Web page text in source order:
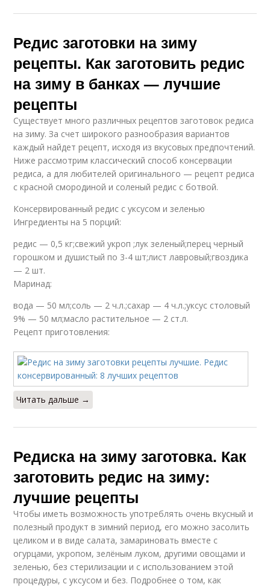
Редис заготовки на зиму
рецепты. Как заготовить редис
на зиму в банках — лучшие
рецепты
Существует много различных рецептов заготовок редиса
на зиму. За счет широкого разнообразия вариантов
каждый найдет рецепт, исходя из вкусовых предпочтений.
Ниже рассмотрим классический способ консервации
редиса, а для любителей оригинального — рецепт редиса
с красной смородиной и соленый редис с ботвой.
Консервированный редис с уксусом и зеленью
Ингредиенты на 5 порций:
редис — 0,5 кг;свежий укроп ;лук зеленый;перец черный
горошком и душистый по 3-4 шт;лист лавровый;гвоздика
— 2 шт.
Маринад:
вода — 50 мл;соль — 2 ч.л.;сахар — 4 ч.л.;уксус столовый
9% — 50 мл;масло растительное — 2 ст.л.
Рецепт приготовления:
Читать дальше →
Редиска на зиму заготовка. Как
заготовить редис на зиму:
лучшие рецепты
Чтобы иметь возможность употреблять очень вкусный и
полезный продукт в зимний период, его можно засолить
целиком и в виде салата, замариновать вместе с
огурцами, укропом, зелёным луком, другими овощами и
зеленью, без стерилизации и с использованием этой
процедуры, с уксусом и без. Подробнее о том, как